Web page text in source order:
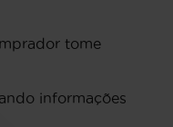
tome
informações